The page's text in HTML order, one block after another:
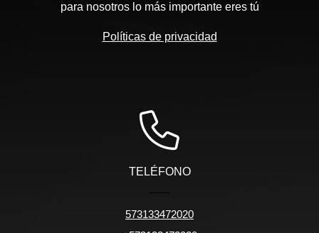
para nosotros lo más importante eres tú
Políticas de privacidad
TELÉFONO
573133472020